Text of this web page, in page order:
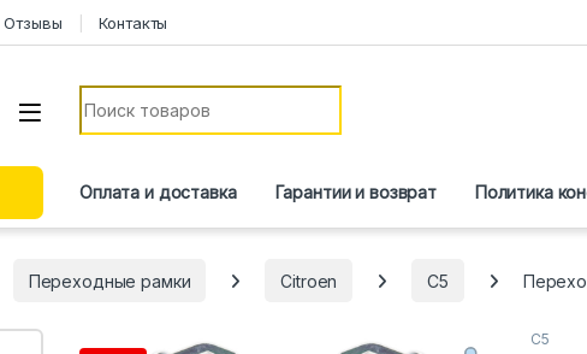
Отзывы Контакты
Искать:
Оплата и доставка Гарантии и возврат Политика
Переходные рамки Citroen C5
C5